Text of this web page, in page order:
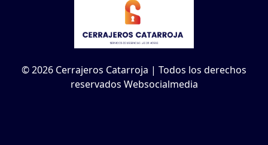
© 2026 Cerrajeros Catarroja | Todos los derechos
reservados Websocialmedia